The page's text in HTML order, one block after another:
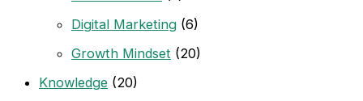
Digital Marketing (6)
Growth Mindset (20)
Knowledge (20)